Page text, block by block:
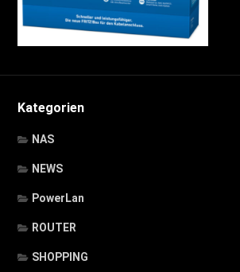
Kategorien
NAS
NEWS
PowerLan
ROUTER
SHOPPING